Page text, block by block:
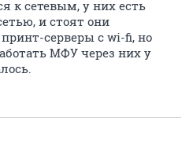
к сетевым, у них есть
и стоят они
серверы с wi-fi, но
МФУ через них у